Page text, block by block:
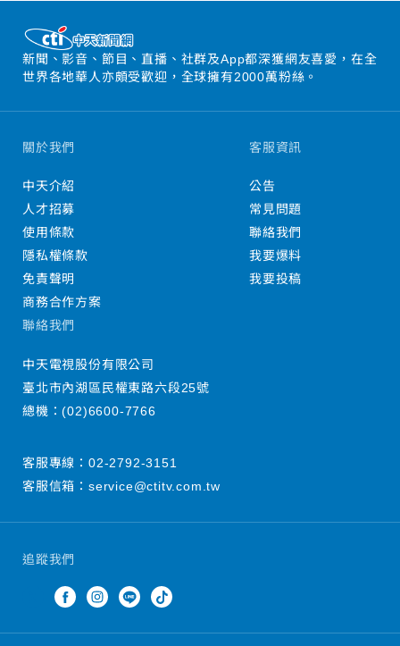
新聞、影音、節目、直播、社群及App都深獲網友喜愛，在全
世界各地華人亦頗受歡迎，全球擁有2000萬粉絲。
追蹤我們
關於我們
中天介紹
人才招募
使用條款
隱私權條款
免責聲明
商務合作方案
客服資訊
公告
常見問題
聯絡我們
我要爆料
我要投稿
聯絡我們
中天電視股份有限公司
臺北市內湖區民權東路六段25號
總機：(02)6600-7766
客服專線： 02-2792-3151
客服信箱： service@ctitv.com.tw